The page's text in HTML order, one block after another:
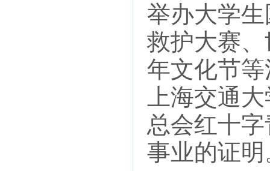
举办大学
救护大赛
年文化节
上海交通
总会红十
事业的证明